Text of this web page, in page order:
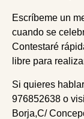
Escríbeme un
cuando se
Contestaré
libre para
Si quieres
976852638 o
Borja,C/